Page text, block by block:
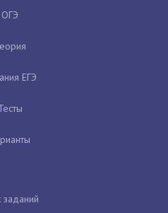
ОГЭ
ЕГЭ
заданий